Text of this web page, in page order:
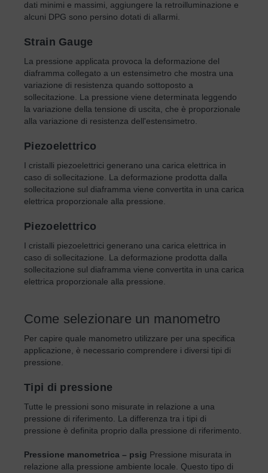
dati minimi e massimi, aggiungere la retroilluminazione e
alcuni DPG sono persino dotati di allarmi.
Strain Gauge
La pressione applicata provoca la deformazione del
diaframma collegato a un estensimetro che mostra una
variazione di resistenza quando sottoposto a
sollecitazione. La pressione viene determinata leggendo
la variazione della tensione di uscita, che è proporzionale
alla variazione di resistenza dell'estensimetro.
Piezoelettrico
I cristalli piezoelettrici generano una carica elettrica in
caso di sollecitazione. La deformazione prodotta dalla
sollecitazione sul diaframma viene convertita in una carica
elettrica proporzionale alla pressione.
Piezoelettrico
I cristalli piezoelettrici generano una carica elettrica in
caso di sollecitazione. La deformazione prodotta dalla
sollecitazione sul diaframma viene convertita in una carica
elettrica proporzionale alla pressione.
Come selezionare un manometro
Per capire quale manometro utilizzare per una specifica
applicazione, è necessario comprendere i diversi tipi di
pressione.
Tipi di pressione
Tutte le pressioni sono misurate in relazione a una
pressione di riferimento. La differenza tra i tipi di
pressione è definita proprio dalla pressione di riferimento.
Pressione manometrica – psig Pressione misurata in
relazione alla pressione ambiente locale. Questo tipo di